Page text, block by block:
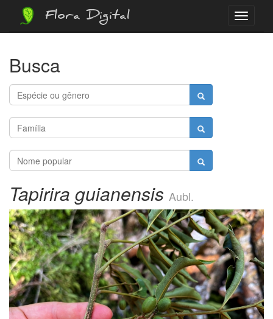
Menu
Flora Digital
Busca
Tapirira guianensis Aubl.